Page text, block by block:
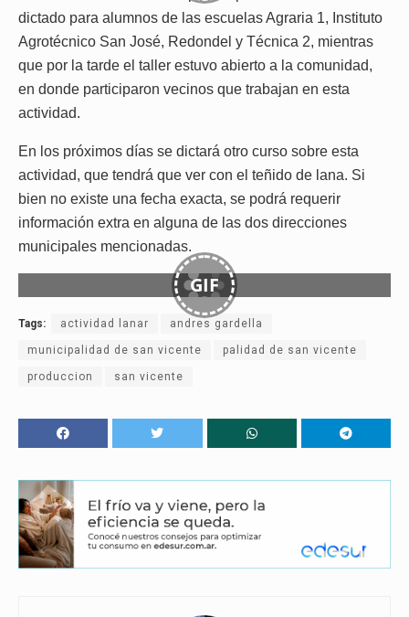
dictado para alumnos de las escuelas Agraria 1, Instituto
Agrotécnico San José, Redondel y Técnica 2, mientras
que por la tarde el taller estuvo abierto a la comunidad,
en donde participaron vecinos que trabajan en esta
actividad.
En los próximos días se dictará otro curso sobre esta
actividad, que tendrá que ver con el teñido de lana. Si
bien no existe una fecha exacta, se podrá requerir
información extra en alguna de las dos direcciones
municipales mencionadas.
GIF
Tags: actividad lanar andres gardella
municipalidad de san vicente palidad de san vicente
produccion san vicente